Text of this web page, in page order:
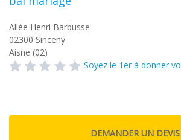
Allée Henri Barbusse
02300 Sinceny
Aisne (02)
Soyez le 1er à donner